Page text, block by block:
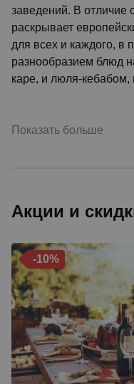
заведений. В отличие
раскрывает
для всех и каждого, в
разнообразием блюд
каре, и люля-
Показать больше
Акции и
-10%